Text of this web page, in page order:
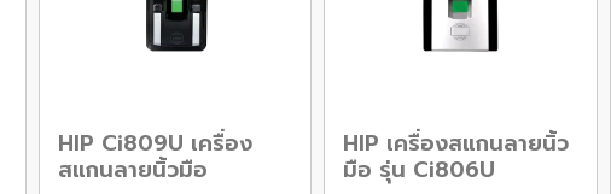
HIP Ci809U เครื่อง
สแกนลายนิ้วมือ
HIP เครื่องสแกนลายนิ้ว
มือ รุ่น Ci806U